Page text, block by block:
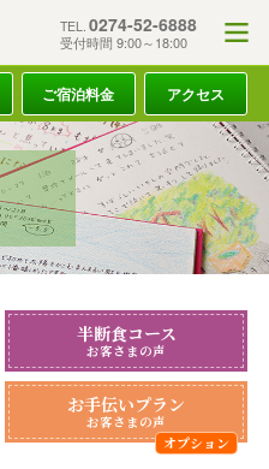
TEL. 0274-52-6888
受付時間 9:00～18:00
ご宿泊料金 アクセス
半断食コース
お客さまの声
お手伝いプラン
お客さまの声